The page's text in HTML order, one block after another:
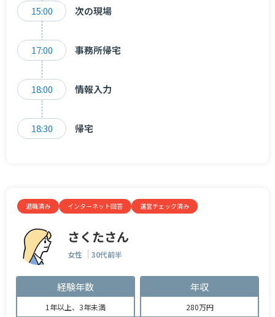
15:00 次の現場
17:00 事務所帰宅
18:00 情報入力
18:30 帰宅
退職済み インターネット回答 運営チェック済み
さくたさん
女性 30代前半
経験年数
1年以上、3年未満
年収
280万円